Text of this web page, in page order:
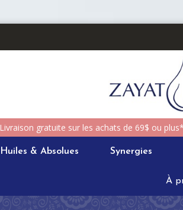
Livraison gratuite sur les achats de 69$ ou
Huiles & Absolues Synergies
À